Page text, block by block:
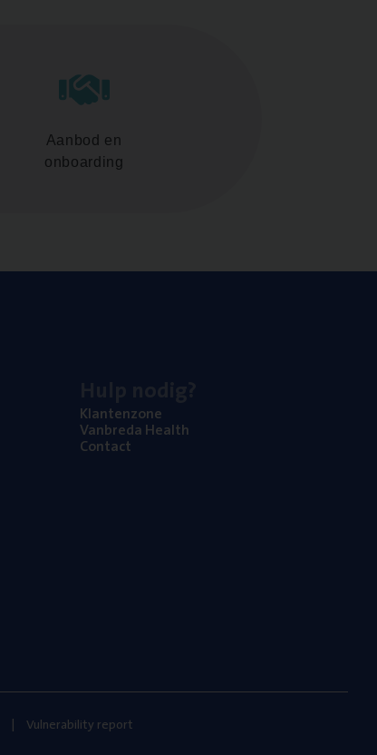
Aanbod en
onboarding
Klan­ten­zo­ne
Van­b­re­da Health
Con­tact
Vulnerability report